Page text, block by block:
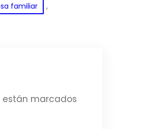
familiar ,
están marcados